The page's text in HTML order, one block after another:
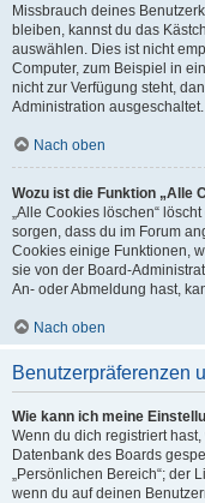
Missbrauch deines
bleiben, kannst du das
auswählen. Dies ist nicht
Computer, zum Beispiel in
nicht zur Verfügung steht,
Administration ausgeschaltet.
Nach oben
Wozu ist die Funktion „Alle
„Alle Cookies löschen“
sorgen, dass du im Forum
Cookies einige Funktionen,
sie von der Board-
An- oder Abmeldung hast,
Nach oben
Benutzerpräferenzen
Wie kann ich meine
Wenn du dich registriert
Datenbank des Boards
„Persönlichen Bereich“; der
wenn du auf deinen